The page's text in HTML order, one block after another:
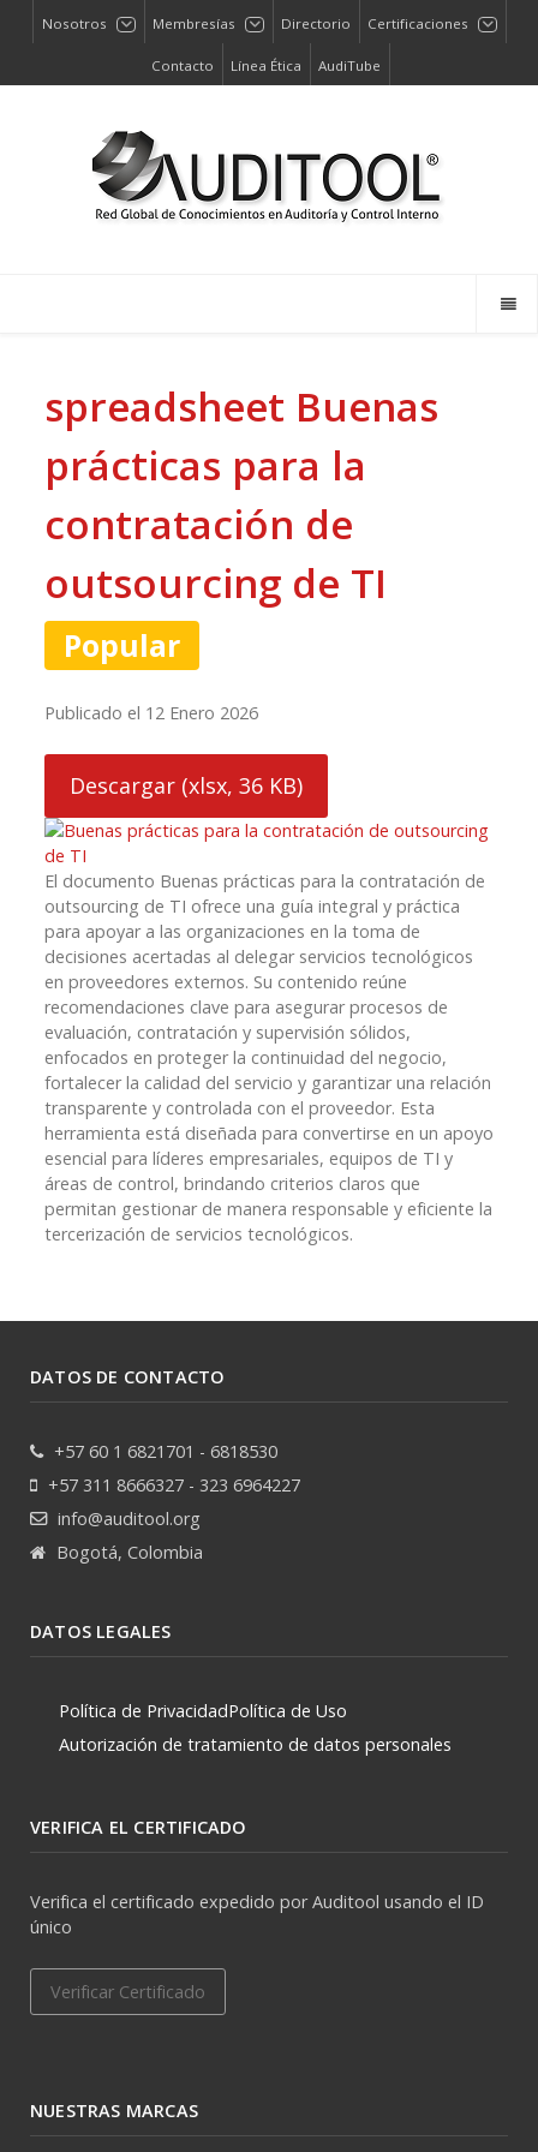
Nosotros Membresías Directorio Certificaciones
Contacto Línea Ética AudiTube
spreadsheet Buenas
prácticas para la
contratación de
outsourcing de TI
Popular
Publicado el 12 Enero 2026
Descargar (xlsx, 36 KB)
El documento Buenas prácticas para la contratación de
outsourcing de TI ofrece una guía integral y práctica
para apoyar a las organizaciones en la toma de
decisiones acertadas al delegar servicios tecnológicos
en proveedores externos. Su contenido reúne
recomendaciones clave para asegurar procesos de
evaluación, contratación y supervisión sólidos,
enfocados en proteger la continuidad del negocio,
fortalecer la calidad del servicio y garantizar una relación
transparente y controlada con el proveedor. Esta
herramienta está diseñada para convertirse en un apoyo
esencial para líderes empresariales, equipos de TI y
áreas de control, brindando criterios claros que
permitan gestionar de manera responsable y eficiente la
tercerización de servicios tecnológicos.
DATOS DE CONTACTO
+57 60 1 6821701 - 6818530
+57 311 8666327 - 323 6964227
info@auditool.org
Bogotá, Colombia
DATOS LEGALES
Política de PrivacidadPolítica de Uso
Autorización de tratamiento de datos personales
VERIFICA EL CERTIFICADO
Verifica el certificado expedido por Auditool usando el ID
único
Verificar Certificado
NUESTRAS MARCAS